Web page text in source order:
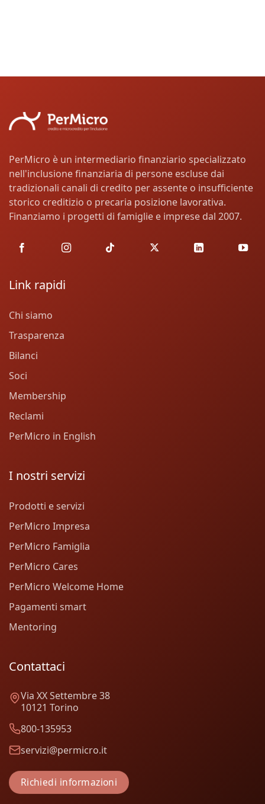
PerMicro è un intermediario finanziario specializzato
nell'inclusione finanziaria di persone escluse dai
tradizionali canali di credito per assente o insufficiente
storico creditizio o precaria posizione lavorativa.
Finanziamo i progetti di famiglie e imprese dal 2007.
Link rapidi
Chi siamo
Trasparenza
Bilanci
Soci
Membership
Reclami
PerMicro in English
I nostri servizi
Prodotti e servizi
PerMicro Impresa
PerMicro Famiglia
PerMicro Cares
PerMicro Welcome Home
Pagamenti smart
Mentoring
Contattaci
Via XX Settembre 38
10121 Torino
800-135953
servizi@permicro.it
Richiedi informazioni